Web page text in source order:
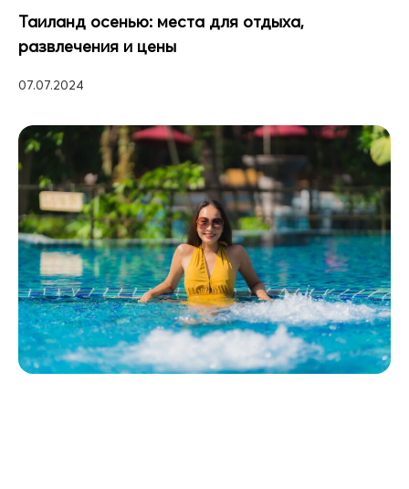
Таиланд осенью: места для отдыха,
развлечения и цены
07.07.2024